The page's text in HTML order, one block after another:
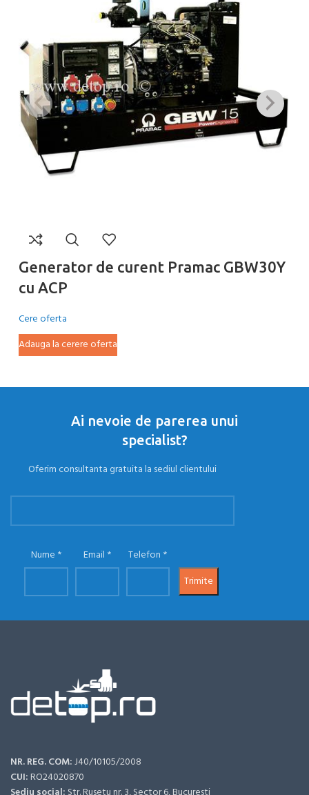
Generator de curent Pramac GBW30Y
cu ACP
Cere oferta
Adauga la cerere oferta
Ai nevoie de parerea unui
specialist?
Oferim consultanta gratuita la sediul clientului
Nume Email Telefon
NR. REG. COM:J40/10105/2008
CUI:RO24020870